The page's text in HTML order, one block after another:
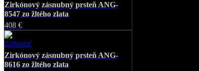
Zirkónový zásnubný prsteň ANG-
8547 zo žltého zlata
408 €
Zobraziť
Zirkónový zásnubný prsteň ANG-
8616 zo žltého zlata